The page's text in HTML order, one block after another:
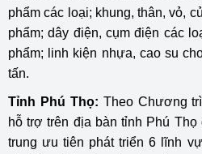
phẩm các loại; khung, thân, vỏ,
phẩm; dây điện, cụm điện các
phẩm; linh kiện nhựa, cao su
tấn.
Tỉnh Phú Thọ: Theo Chương
hỗ trợ trên địa bàn tỉnh Phú
trung ưu tiên phát triển 6 lĩnh